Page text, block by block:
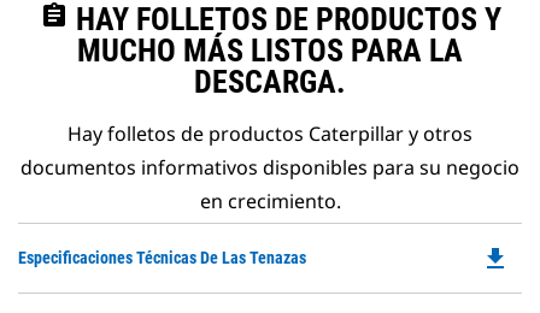
assignment HAY FOLLETOS DE PRODUCTOS Y
MUCHO MÁS LISTOS PARA LA
DESCARGA.
Hay folletos de productos Caterpillar y otros
documentos informativos disponibles para su negocio
en crecimiento.
Especificaciones Técnicas De Las Tenazas file_download